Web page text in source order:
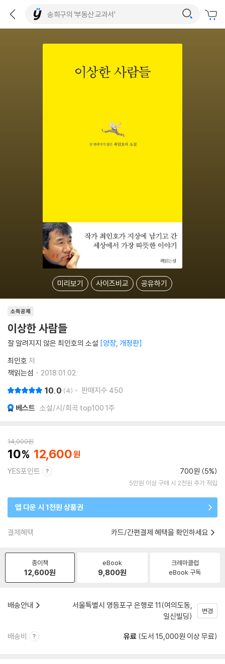
미리보기 사이즈비교 공유하기
소득공제
이상한 사람들
잘 알려지지 않은 최인호의 소설 양장, 개정판
최인호 저
책읽는섬
2018.01.02.
10.0 4 판매지수 450
베스트 소설/시/희곡 top100 1주
14,000원
10 12,600
YES포인트 700원 (5%)
5만원 이상 구매 시 2천원 추가 적립
앱 다운 시 1천원 상품권
결제혜택 카드/간편결제 혜택을 확인하세요
종이책
12,600원
eBook
9,800원
크레마클럽
eBook 구독
배송안내
서울특별시 영등포구 은행로 11(여의도동,
일신빌딩)
변경
배송비 유료 (도서 15,000원 이상 무료)